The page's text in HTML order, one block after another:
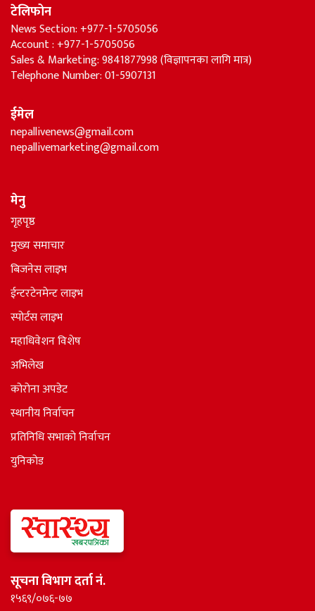
टेलिफोन
News Section: +977-1-5705056
Account : +977-1-5705056
Sales & Marketing: 9841877998 (विज्ञापनका लागि मात्र)
Telephone Number: 01-5907131
ईमेल
nepallivenews@gmail.com
nepallivemarketing@gmail.com
मेनु
गृहपृष्ठ
मुख्य समाचार
बिजनेस लाइभ
ईन्टरटेनमेन्ट लाइभ
स्पोर्टस लाइभ
महाधिवेशन विशेष
अभिलेख
कोरोना अपडेट
स्थानीय निर्वाचन
प्रतिनिधि सभाकाे निर्वाचन
युनिकोड
सूचना विभाग दर्ता नं.
१५६९/०७६-७७